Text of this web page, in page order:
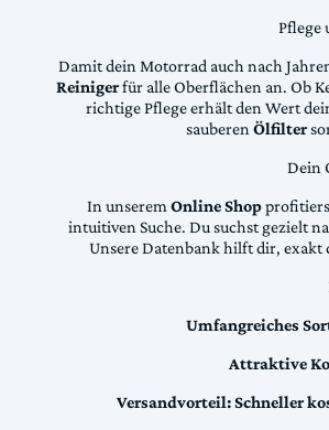
Pflege
Damit dein Motorrad auch nach
Reinigerfür alle Oberflächen an. Ob
richtige Pflege erhält den Wert
sauberenÖlfilter
Dein
In unseremOnline Shop
intuitiven Suche. Du suchst gezielt
Unsere Datenbank hilft dir, exakt
Umfangreiches
Attraktive
Versandvorteil:Schneller